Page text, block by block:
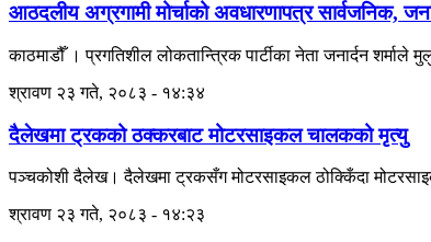
आठदलीय अग्रगामी मोर्चाको अवधारणापत्र सार्वजनिक,
काठमाडौँ । प्रगतिशील लोकतान्त्रिक पार्टीका नेता जनार्दन
श्रावण २३ गते, २०८३ - १४:३४
दैलेखमा ट्रकको ठक्करबाट मोटरसाइकल चालकको मृत्यु
पञ्चकोशी दैलेख। दैलेखमा ट्रकसँग मोटरसाइकल ठोक्किँदा
श्रावण २३ गते, २०८३ - १४:२३